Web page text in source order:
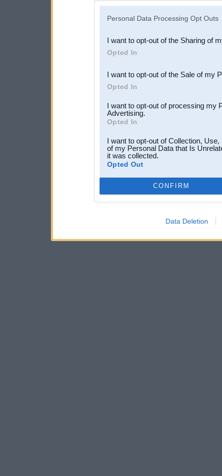
Downstream Participants
third parties.
Personal Data Processing Opt Outs
I want to opt-out of the Sharing of
Opted In
I want to opt-out of the Sale of my
Opted In
I want to opt-out of processing my
Advertising.
Opted In
I want to opt-out of Collection,
of my Personal Data that Is
it was collected.
Opted Out
CONFIRM
Data Deletion